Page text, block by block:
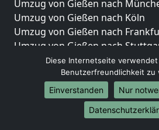
Umzug von Gießen nach
Umzug von Gießen nach Köln
Umzug von Gießen nach
Umzug von Gießen nach
Umzug von Gießen nach
Umzug von Gießen nach Leipzig
Umzug von Gießen nach
Umzug von Gießen nach Essen
Umzug von Gießen nach
Diese Internetseite verwendet
Benutzerfreundlichkeit zu
Einverstanden
Nur